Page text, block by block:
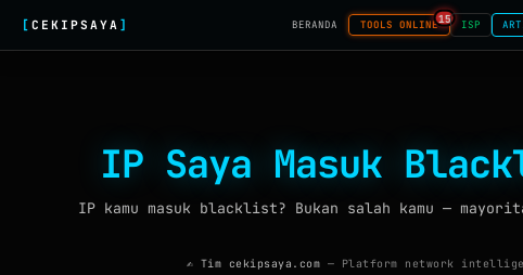
[ CEKIPSAYA ] BERANDA TOOLS ONLINE15 ISP
IP Saya Masuk
IP kamu masuk blacklist? Bukan salah kamu —
✍ Tim cekipsaya.com — Platform network